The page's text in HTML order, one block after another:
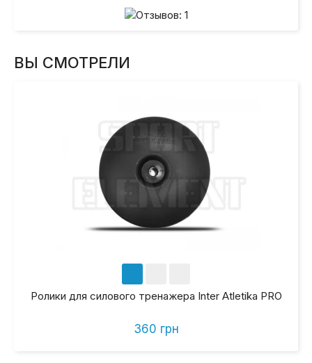
ВЫ СМОТРЕЛИ
Ролики для силового тренажера Inter Atletika PRO
360 грн